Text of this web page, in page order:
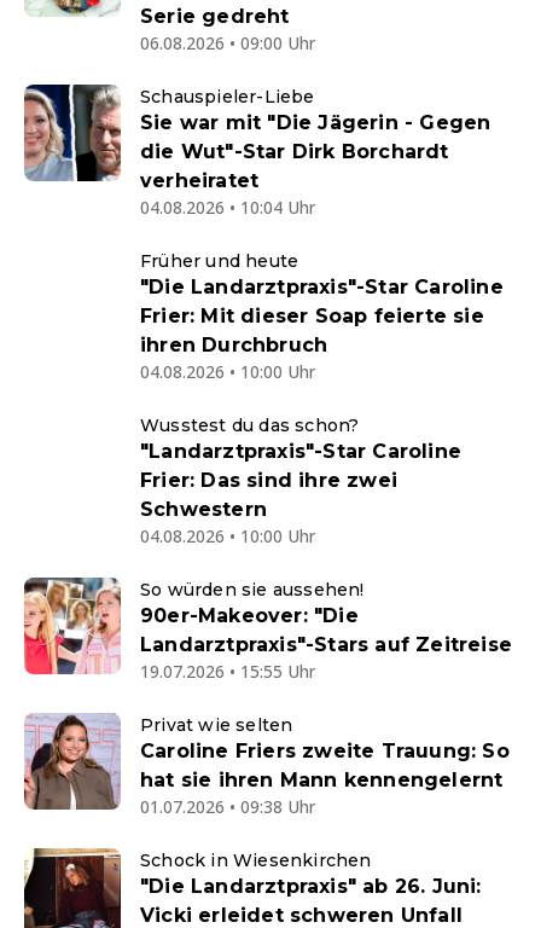
Serie gedreht
06.08.2026 • 09:00 Uhr
Schauspieler-Liebe
Sie war mit "Die Jägerin - Gegen
die Wut"-Star Dirk Borchardt
verheiratet
04.08.2026 • 10:04 Uhr
Früher und heute
"Die Landarztpraxis"-Star Caroline
Frier: Mit dieser Soap feierte sie
ihren Durchbruch
04.08.2026 • 10:00 Uhr
Wusstest du das schon?
"Landarztpraxis"-Star Caroline
Frier: Das sind ihre zwei
Schwestern
04.08.2026 • 10:00 Uhr
So würden sie aussehen!
90er-Makeover: "Die
Landarztpraxis"-Stars auf Zeitreise
19.07.2026 • 15:55 Uhr
Privat wie selten
Caroline Friers zweite Trauung: So
hat sie ihren Mann kennengelernt
01.07.2026 • 09:38 Uhr
Schock in Wiesenkirchen
"Die Landarztpraxis" ab 26. Juni:
Vicki erleidet schweren Unfall